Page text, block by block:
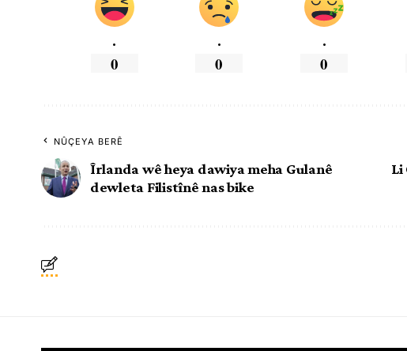
.
0
.
0
.
0
NÛÇEYA BERÊ
Îrlanda wê heya dawiya meha Gulanê
dewleta Filistînê nas bike
Li